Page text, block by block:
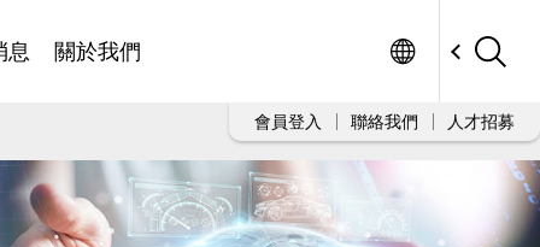
息 關於我們
會員登入 聯絡我們 人才招募